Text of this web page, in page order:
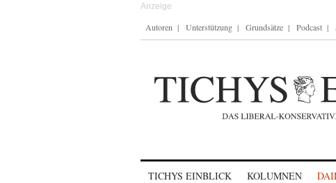
Autoren Unterstützung Grundsätze Podcast
TICHYS EINBLICK KOLUMNEN